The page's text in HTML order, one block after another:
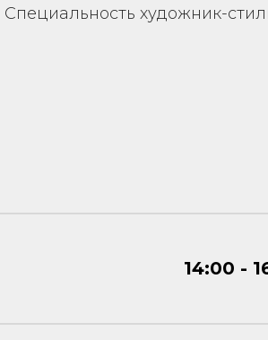
Специальность художник-
14:00 -